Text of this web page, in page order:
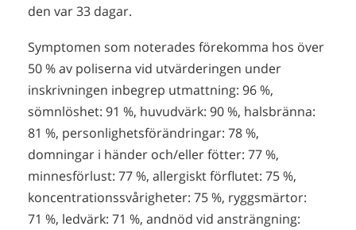
den var 33 dagar.
Symptomen som noterades förekomma hos över
50 % av poliserna vid utvärderingen under
inskrivningen inbegrep utmattning: 96 %,
sömnlöshet: 91 %, huvudvärk: 90 %, halsbränna:
81 %, personlighetsförändringar: 78 %,
domningar i händer och/eller fötter: 77 %,
minnesförlust: 77 %, allergiskt förflutet: 75 %,
koncentrationssvårigheter: 75 %, ryggsmärtor:
71 %, ledvärk: 71 %, andnöd vid ansträngning: